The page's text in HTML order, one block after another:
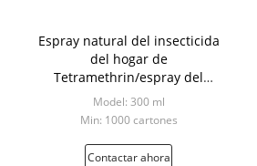
Espray natural del insecticida
del hogar de
Tetramethrin/espray del
repelente de insectos para el
hogar
Model: 300 ml
Min: 1000 cartones
Contactar ahora